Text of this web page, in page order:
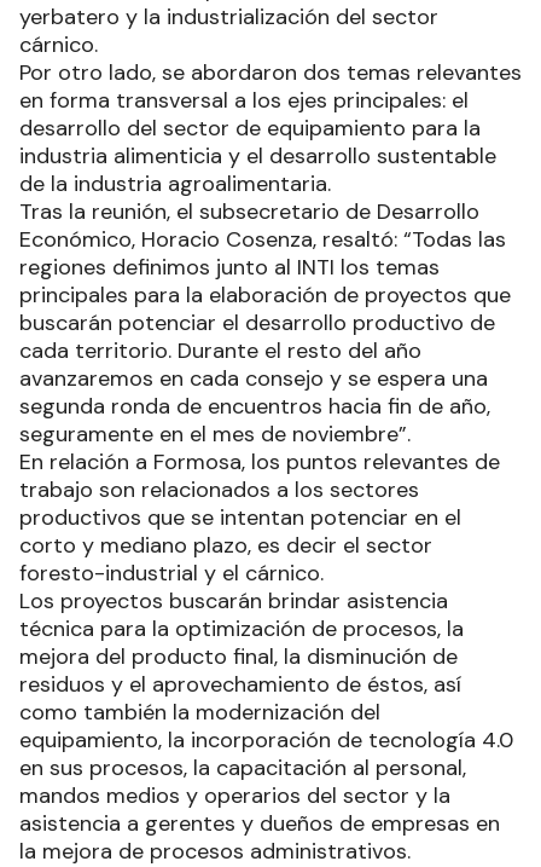
yerbatero y la industrialización del sector
cárnico.
Por otro lado, se abordaron dos temas relevantes
en forma transversal a los ejes principales: el
desarrollo del sector de equipamiento para la
industria alimenticia y el desarrollo sustentable
de la industria agroalimentaria.
Tras la reunión, el subsecretario de Desarrollo
Económico, Horacio Cosenza, resaltó: “Todas las
regiones definimos junto al INTI los temas
principales para la elaboración de proyectos que
buscarán potenciar el desarrollo productivo de
cada territorio. Durante el resto del año
avanzaremos en cada consejo y se espera una
segunda ronda de encuentros hacia fin de año,
seguramente en el mes de noviembre”.
En relación a Formosa, los puntos relevantes de
trabajo son relacionados a los sectores
productivos que se intentan potenciar en el
corto y mediano plazo, es decir el sector
foresto-industrial y el cárnico.
Los proyectos buscarán brindar asistencia
técnica para la optimización de procesos, la
mejora del producto final, la disminución de
residuos y el aprovechamiento de éstos, así
como también la modernización del
equipamiento, la incorporación de tecnología 4.0
en sus procesos, la capacitación al personal,
mandos medios y operarios del sector y la
asistencia a gerentes y dueños de empresas en
la mejora de procesos administrativos.